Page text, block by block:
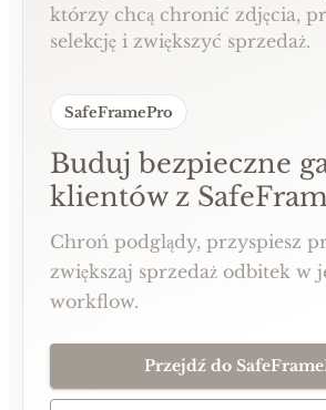
którzy chcą chronić zdjęcia,
selekcję i zwiększyć sprzedaż.
SafeFramePro
Buduj bezpieczne
klientów z
Chroń podglądy, przyspiesz
zwiększaj sprzedaż odbitek w
workflow.
Przejdź do